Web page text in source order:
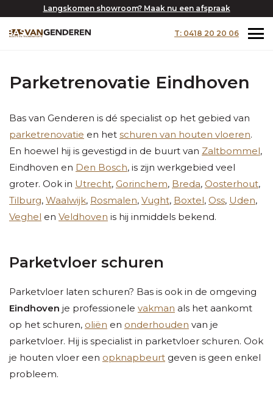
Langskomen showroom? Maak nu een afspraak
T: 0418 20 20 06
Parketrenovatie Eindhoven
Bas van Genderen is dé specialist op het gebied van
parketrenovatie en het schuren van houten vloeren.
En hoewel hij is gevestigd in de buurt van Zaltbommel,
Eindhoven en Den Bosch, is zijn werkgebied veel
groter. Ook in Utrecht, Gorinchem, Breda, Oosterhout,
Tilburg, Waalwijk, Rosmalen, Vught, Boxtel, Oss, Uden,
Veghel en Veldhoven is hij inmiddels bekend.
Parketvloer schuren
Parketvloer laten schuren? Bas is ook in de omgeving
Eindhoven je professionele vakman als het aankomt
op het schuren, oliën en onderhouden van je
parketvloer. Hij is specialist in parketvloer schuren. Ook
je houten vloer een opknapbeurt geven is geen enkel
probleem.